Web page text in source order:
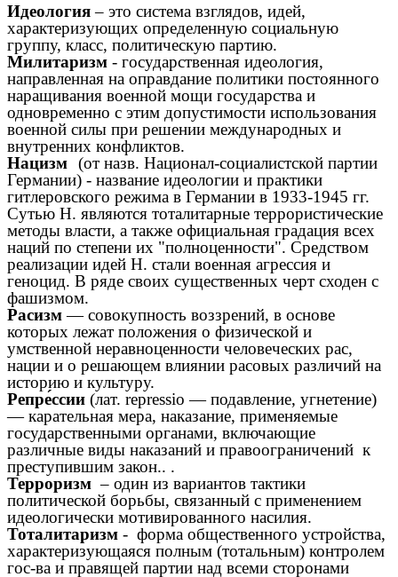
Идеология – это система взглядов, идей,
характеризующих определенную социальную
группу, класс, политическую партию.
Милитаризм - государственная идеология,
направленная на оправдание политики постоянного
наращивания военной мощи государства и
одновременно с этим допустимости использования
военной силы при решении международных и
внутренних конфликтов.
Нацизм (от назв. Национал-социалистской партии
Германии) - название идеологии и практики
гитлеровского режима в Германии в 1933-1945 гг.
Сутью Н. являются тоталитарные террористические
методы власти, а также официальная градация всех
наций по степени их "полноценности". Средством
реализации идей Н. стали военная агрессия и
геноцид. В ряде своих существенных черт сходен с
фашизмом.
Расизм— совокупность воззрений, в основе
которых лежат положения о физической и
умственной неравноценности человеческих рас,
нации и о решающем влиянии расовых различий на
историю и культуру.
Репре́ссии (лат. repressio — подавление, угнетение)
— карательная мера, наказание, применяемые
государственными органами, включающие
различные виды наказаний и правоограничений к
преступившим закон.. .
Терроризм – один из вариантов тактики
политической борьбы, связанный с применением
идеологически мотивированного насилия.
Тоталитаризм - форма общественного устройства,
характеризующаяся полным (тотальным) контролем
гос-ва и правящей партии над всеми сторонами